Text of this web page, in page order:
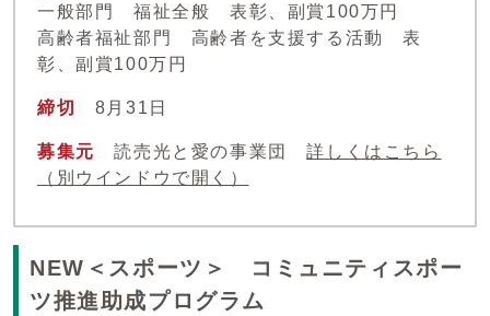
一般部門 福祉全般 表彰、副賞100万円
高齢者福祉部門 高齢者を支援する活動 表
彰、副賞100万円
締切 8月31日
募集元 読売光と愛の事業団詳しくはこちら
（別ウインドウで開く）
NEW＜スポーツ＞ コミュニティスポー
ツ推進助成プログラム